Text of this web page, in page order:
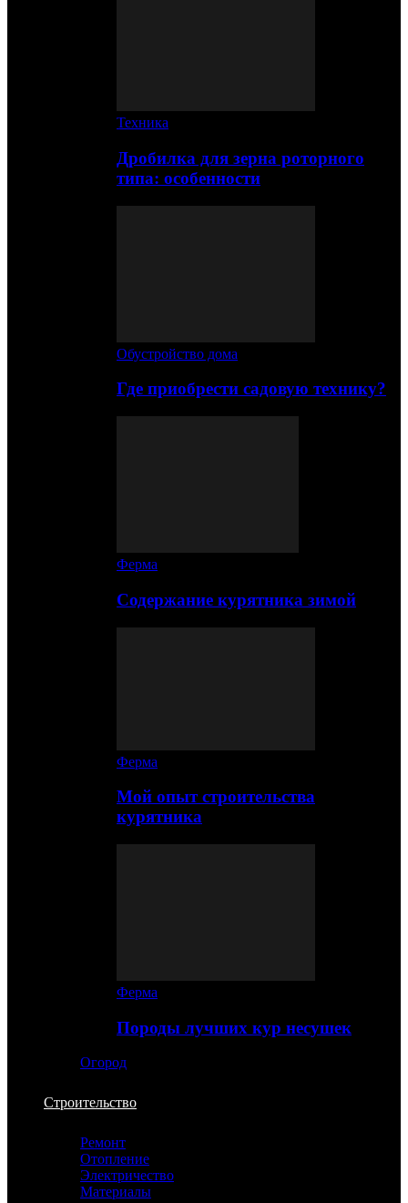
Техника
Дробилка для зерна роторного
типа: особенности
Обустройство дома
Где приобрести садовую технику?
Ферма
Содержание курятника зимой
Ферма
Мой опыт строительства
курятника
Ферма
Породы лучших кур несушек
Огород
Строительство
Ремонт
Отопление
Электричество
Материалы